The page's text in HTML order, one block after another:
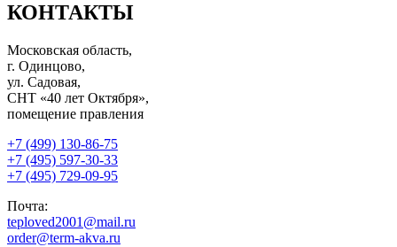
КОНТАКТЫ
Московская область,
г. Одинцово,
ул. Садовая,
СНТ «40 лет Октября»,
помещение правления
+7 (499) 130-86-75
+7 (495) 597-30-33
+7 (495) 729-09-95
Почта:
teploved2001@mail.ru
order@term-akva.ru